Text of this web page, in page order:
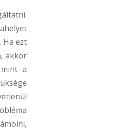
Ha ezt
akkor
a